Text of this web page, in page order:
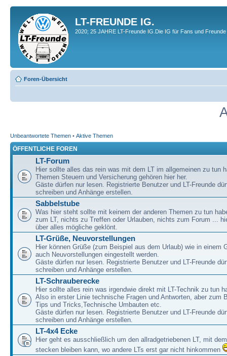
LT-FREUNDE IG.
2020; 25 JAHRE LT-Freunde IG.Die IG für Fans und
Foren-Übersicht
Unbeantwortete Themen • Aktive Themen
ÖFFENTLICHE FOREN
LT-Forum
Hier sollte alles das rein was mit dem LT im allgemeinen zu tun
Themen Steuern und Versicherung gehören hier her.
Gäste dürfen nur lesen. Registrierte Benutzer und LT-Freunde
schreiben und Anhänge erstellen.
Sabbelstube
Was hier steht sollte mit keinem der anderen Themen zu tun
zum LT, nichts zu Treffen oder Urlauben, nichts zum Forum ...
über alles mögliche geklönt.
LT-Grüße, Neuvorstellungen
Hier können Grüße (zum Beispiel aus dem Urlaub) wie in einem
auch Neuvorstellungen eingestellt werden.
Gäste dürfen nur lesen. Registrierte Benutzer und LT-Freunde
schreiben und Anhänge erstellen.
LT-Schrauberecke
Hier sollte alles rein was irgendwie direkt mit LT-Technik zu tun
Also in erster Linie technische Fragen und Antworten, aber zum
Tips und Tricks,Technische Umbauten etc.
Gäste dürfen nur lesen. Registrierte Benutzer und LT-Freunde
schreiben und Anhänge erstellen.
LT-4x4 Ecke
Hier geht es ausschließlich um den allradgetriebenen LT, mit
stecken bleiben kann, wo andere LTs erst gar nicht hinkommen